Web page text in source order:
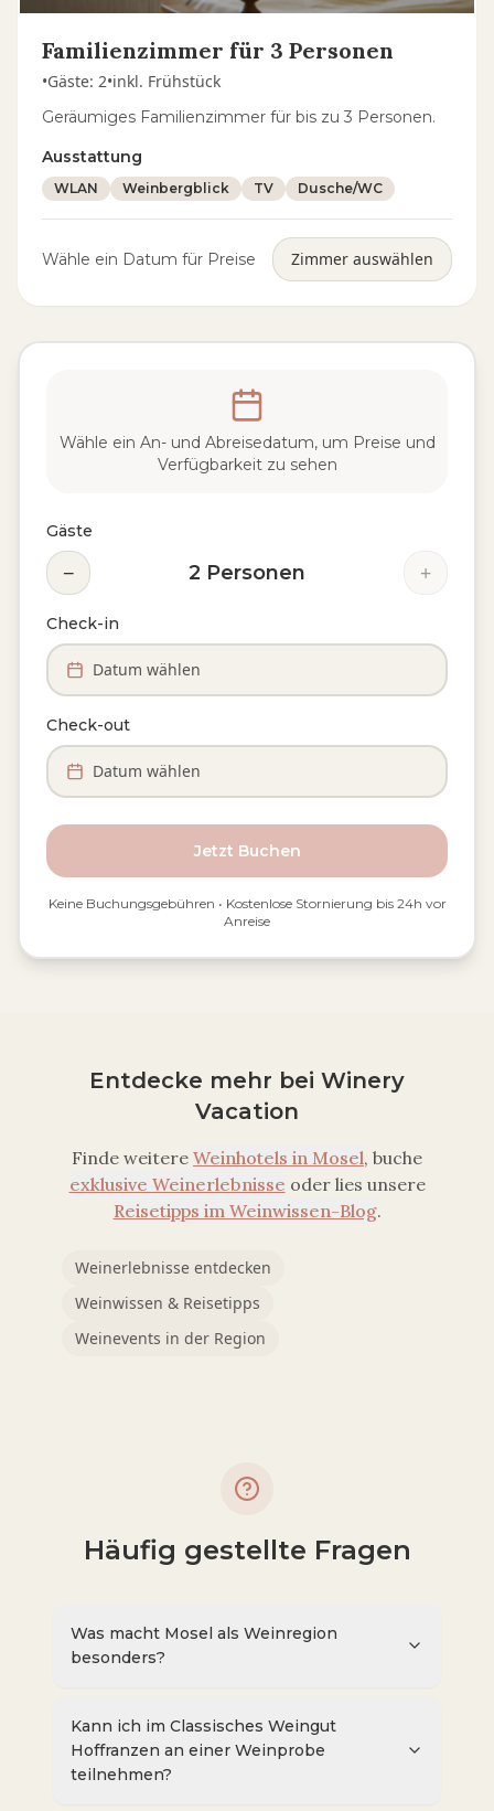
Familienzimmer für 3 Personen
•Gäste: 2•inkl. Frühstück
Geräumiges Familienzimmer für bis zu 3 Personen.
Ausstattung
WLAN Weinbergblick TV Dusche/WC
Wähle ein Datum für Preise Zimmer auswählen
Wähle ein An- und Abreisedatum, um Preise und
Verfügbarkeit zu sehen
Gäste
− 2 Personen +
Check-in
Datum wählen
Check-out
Datum wählen
Jetzt Buchen
Keine Buchungsgebühren • Kostenlose Stornierung bis 24h vor
Anreise
Entdecke mehr bei Winery
Vacation
Finde weitere Weinhotels in Mosel, buche
exklusive Weinerlebnisse oder lies unsere
Reisetipps im Weinwissen-Blog.
Weinerlebnisse entdecken
Weinwissen & Reisetipps
Weinevents in der Region
Häufig gestellte Fragen
Was macht Mosel als Weinregion
besonders?
Kann ich im Classisches Weingut
Hoffranzen an einer Weinprobe
teilnehmen?